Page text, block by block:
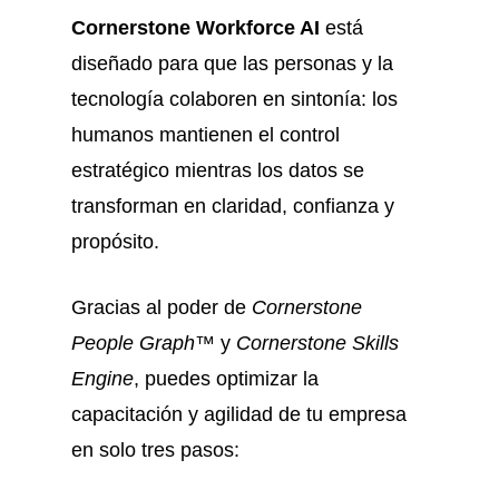
Cornerstone Workforce AI está
diseñado para que las personas y la
tecnología colaboren en sintonía: los
humanos mantienen el control
estratégico mientras los datos se
transforman en claridad, confianza y
propósito.
Gracias al poder de Cornerstone
People Graph™ y Cornerstone Skills
Engine, puedes optimizar la
capacitación y agilidad de tu empresa
en solo tres pasos: